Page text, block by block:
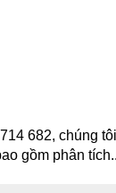
682, chúng
gồm phân